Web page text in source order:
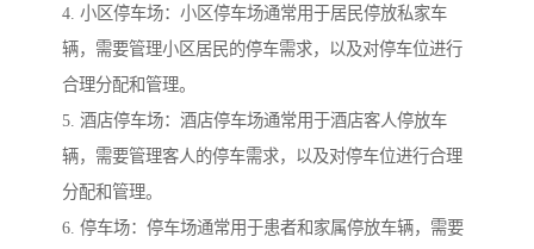
4. 小区停车场：小区停车场通常用于居民停放私家车
辆，需要管理小区居民的停车需求，以及对停车位进行
合理分配和管理。
5. 酒店停车场：酒店停车场通常用于酒店客人停放车
辆，需要管理客人的停车需求，以及对停车位进行合理
分配和管理。
6. 停车场：停车场通常用于患者和家属停放车辆，需要